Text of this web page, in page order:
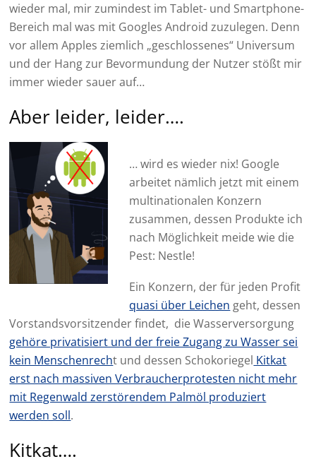
wieder mal, mir zumindest im Tablet- und Smartphone-
Bereich mal was mit Googles Android zuzulegen. Denn
vor allem Apples ziemlich „geschlossenes“ Universum
und der Hang zur Bevormundung der Nutzer stößt mir
immer wieder sauer auf…
Aber leider, leider….
… wird es wieder nix! Google
arbeitet nämlich jetzt mit einem
multinationalen Konzern
zusammen, dessen Produkte ich
nach Möglichkeit meide wie die
Pest: Nestle!
Ein Konzern, der für jeden Profit
quasi über Leichen geht, dessen
Vorstandsvorsitzender findet, die Wasserversorgung
gehöre privatisiert und der freie Zugang zu Wasser sei
kein Menschenrecht und dessen Schokoriegel Kitkat
erst nach massiven Verbraucherprotesten nicht mehr
mit Regenwald zerstörendem Palmöl produziert
werden soll.
Kitkat….